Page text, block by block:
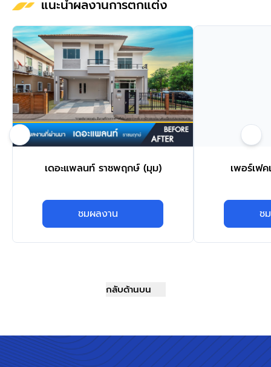
แนะนำผลงานการตกแต่ง
เดอะแพลนท์ ราชพฤกษ์ (มุม)
ชมผลงาน
เพอร์เฟ
ช
กลับด้านบน